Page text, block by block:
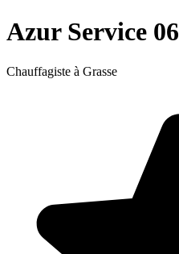
Azur Service 06
Chauffagiste à Grasse